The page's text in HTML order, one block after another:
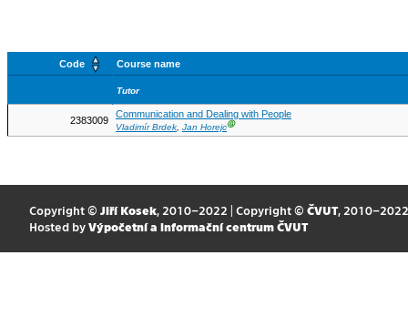
Code Course name
Tutor
2383009
Communication and Dealing with People
Vladimír Brdek, Jan HorejcⒼ
Copyright © Jiří Kosek, 2010–2022 | Copyright © ČVUT, 2010–2022
Hosted by Výpočetní a informační centrum ČVUT